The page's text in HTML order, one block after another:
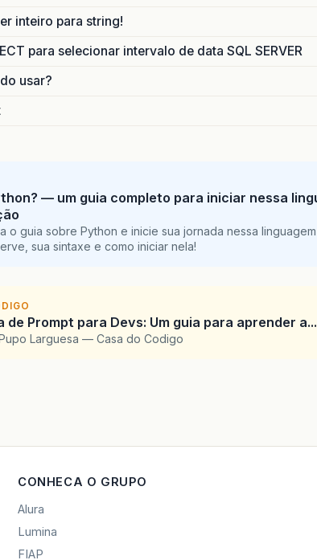
inteiro para string!
para selecionar intervalo de data SQL SERVER
usar?
— um guia completo para iniciar nessa
o guia sobre Python e inicie sua jornada nessa
sua sintaxe e como iniciar nela!
de Prompt para Devs: Um guia para aprender a...
Larguesa — Casa do Codigo
CONHECA O GRUPO
Alura
Lumina
FIAP